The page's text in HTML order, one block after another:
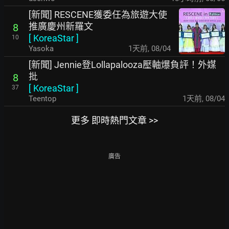
8
10
[新聞] RESCENE獲委任為旅遊大使
推廣慶州新羅文
[ KoreaStar]
Yasoka 1天前, 08/04
8
37
[新聞] Jennie登Lollapalooza壓軸爆負評！外媒
批
[ KoreaStar]
Teentop 1天前, 08/04
更多 即時熱門文章 >>
廣告